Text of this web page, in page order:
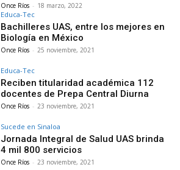
Once Ríos - 18 marzo, 2022
Educa-Tec
Bachilleres UAS, entre los mejores en
Biología en México
Once Ríos - 25 noviembre, 2021
Educa-Tec
Reciben titularidad académica 112
docentes de Prepa Central Diurna
Once Ríos - 23 noviembre, 2021
Sucede en Sinaloa
Jornada Integral de Salud UAS brinda
4 mil 800 servicios
Once Ríos - 23 noviembre, 2021